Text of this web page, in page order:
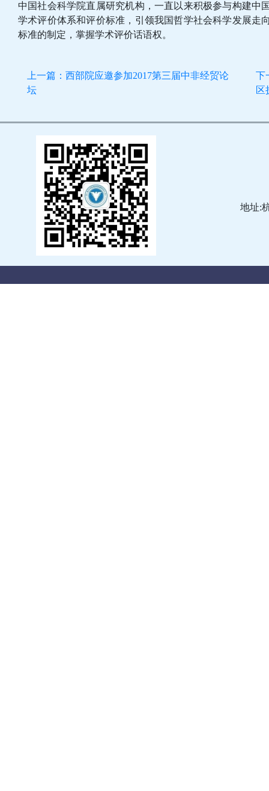
中国社会科学院直属研究机构，一直以来积极参与构建中
学术评价体系和评价标准，引领我国哲学社会科学发展走
标准的制定，掌握学术评价话语权。
上一篇：西部院应邀参加2017第三届中非经贸论
坛
下
区
地址: